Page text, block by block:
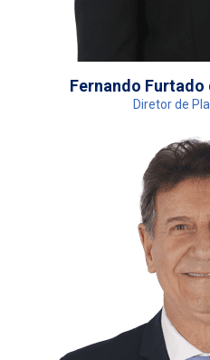
Fernando Furtado
Diretor de